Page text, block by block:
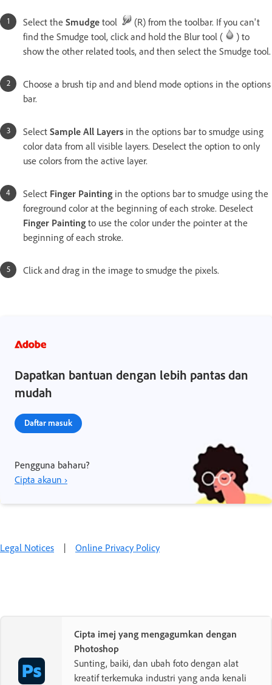
Select the Smudge tool
(R) from the toolbar. If you can't
find the Smudge tool, click and hold the Blur tool (
) to
show the other related tools, and then select the Smudge tool.
Choose a brush tip and and blend mode options in the options
bar.
Select Sample All Layers in the options bar to smudge using
color data from all visible layers. Deselect the option to only
use colors from the active layer.
Select Finger Painting in the options bar to smudge using the
foreground color at the beginning of each stroke. Deselect
Finger Painting to use the color under the pointer at the
beginning of each stroke.
Click and drag in the image to smudge the pixels.
Dapatkan bantuan dengan lebih pantas dan
mudah
Daftar masuk
Pengguna baharu?
Cipta akaun ›
Legal Notices | Online Privacy Policy
Cipta imej yang mengagumkan dengan
Photoshop
Sunting, baiki, dan ubah foto dengan alat
kreatif terkemuka industri yang anda kenali